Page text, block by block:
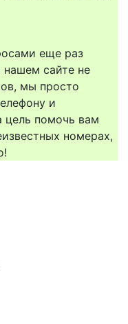
еще раз
нашем сайте не
мы просто
и
помочь вам
номерах,